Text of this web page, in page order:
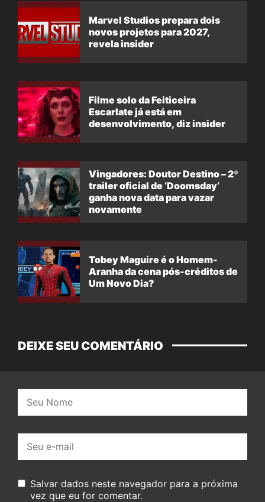
Marvel Studios prepara dois
novos projetos para 2027,
revela insider
Filme solo da Feiticeira
Escarlate já está em
desenvolvimento, diz insider
Vingadores: Doutor Destino – 2º
trailer oficial de ‘Doomsday’
ganha nova data para vazar
novamente
Tobey Maguire é o Homem-
Aranha da cena pós-créditos de
Um Novo Dia?
DEIXE SEU COMENTÁRIO
mail:
Salvar dados neste navegador para a próxima
vez que eu for comentar.